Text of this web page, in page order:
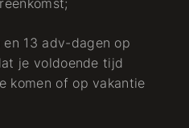
13 adv-dagen op
je voldoende tijd
komen of op vakantie